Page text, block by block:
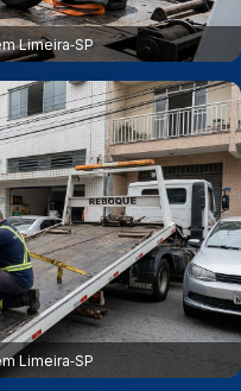
Limeira‑SP
Limeira‑SP